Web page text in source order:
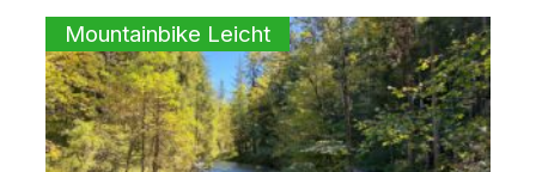
Mountainbike Leicht